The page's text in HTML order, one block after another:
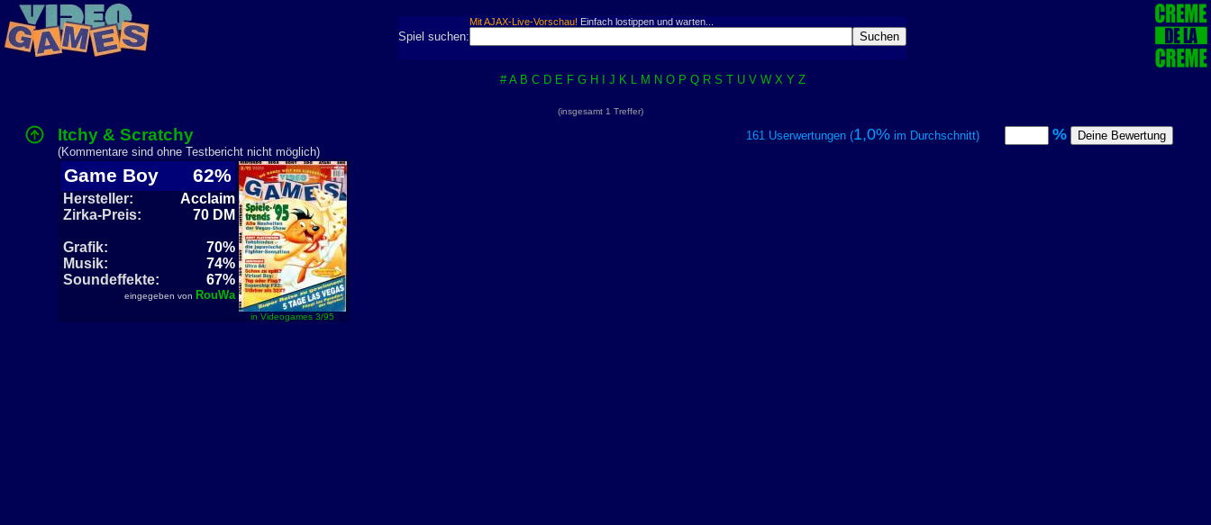
Mit AJAX-Live-Vorschau! Einfach lostippen und warten...
Spiel suchen:
# A B C D E F G H J K L M N O P Q R S T U V W X Y Z
(insgesamt 1 Treffer)
Itchy & Scratchy 161 Userwertungen (1,0%im Durchschnitt) %
(Kommentare sind ohne Testbericht nicht möglich)
Game Boy 62%
Hersteller:
Acclaim
Zirka-Preis:
70 DM
Grafik:
70%
Musik:
74%
Soundeffekte:
67%
eingegeben von RouWa
in Videogames 3/95